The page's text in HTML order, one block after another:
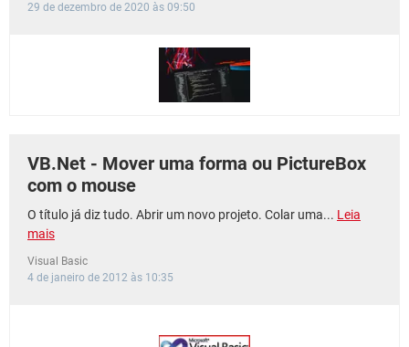
29 de dezembro de 2020 às 09:50
VB.Net - Mover uma forma ou PictureBox
com o mouse
O título já diz tudo. Abrir um novo projeto. Colar uma... Leia
mais
Visual Basic
4 de janeiro de 2012 às 10:35